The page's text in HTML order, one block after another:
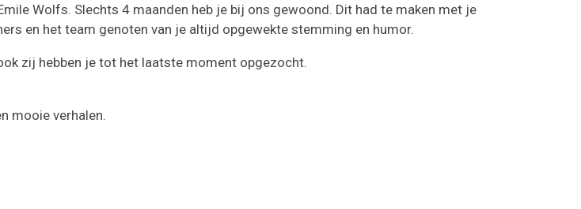
Wolfs. Slechts 4 maanden heb je bij ons gewoond. Dit had te maken met je
en het team genoten van je altijd opgewekte stemming en humor.
zij hebben je tot het laatste moment opgezocht.
mooie verhalen.